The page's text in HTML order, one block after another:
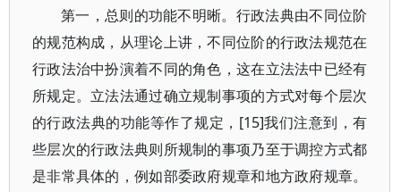
第一，总则的功能不明晰。行政法典由不同位阶
的规范构成，从理论上讲，不同位阶的行政法规范在
行政法治中扮演着不同的角色，这在立法法中已经有
所规定。立法法通过确立规制事项的方式对每个层次
的行政法典的功能等作了规定，[15]我们注意到，有
些层次的行政法典则所规制的事项乃至于调控方式都
是非常具体的，例如部委政府规章和地方政府规章。